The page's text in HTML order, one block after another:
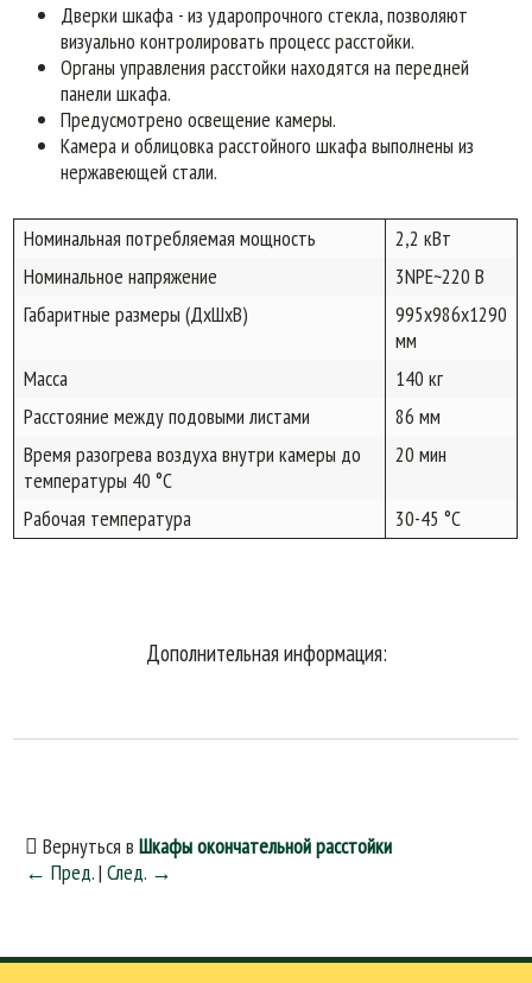
Дверки шкафа - из ударопрочного стекла, позволяют
визуально контролировать процесс расстойки.
Органы управления расстойки находятся на передней
панели шкафа.
Предусмотрено освещение камеры.
Камера и облицовка расстойного шкафа выполнены из
нержавеющей стали.
Номинальная потребляемая мощность
2,2 кВт
Номинальное напряжение
3NPE~220 В
Габаритные размеры (ДхШхВ)
995х986х1290
мм
Масса
140 кг
Расстояние между подовыми листами
86 мм
Время разогрева воздуха внутри камеры до
температуры 40 °C
20 мин
Рабочая температура 30-45 °С
Дополнительная информация:
Вернуться вШкафы окончательной расстойки
← Пред.|След. →